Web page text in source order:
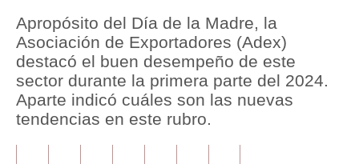
Política
Tu Dinero
Finanzas Personales
Apropósito del Día de la Madre, la
Asociación de Exportadores (Adex)
destacó el buen desempeño de este
sector durante la primera parte del 2024.
Aparte indicó cuáles son las nuevas
tendencias en este rubro.